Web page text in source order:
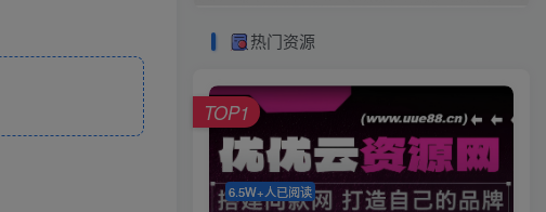
热门资源
6.5W+人已阅读
TOP1